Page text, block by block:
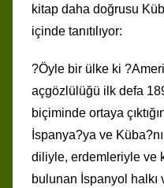
kitap daha doğrusu
içinde tanıtılıyor:
?Öyle bir ülke ki
açgözlülüğü ilk defa
biçiminde ortaya
İspanya?ya ve
diliyle, erdemleriyle ve
bulunan İspanyol halkı